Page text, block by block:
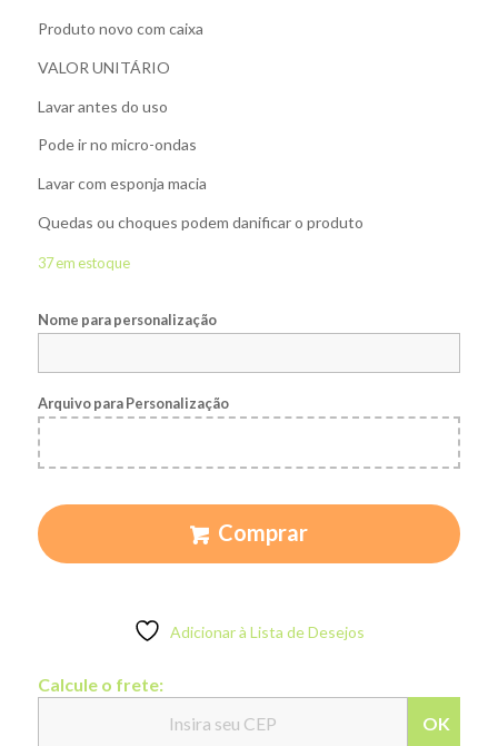
Produto novo com caixa
VALOR UNITÁRIO
Lavar antes do uso
Pode ir no micro-ondas
Lavar com esponja macia
Quedas ou choques podem danificar o produto
37 em estoque
Nome para personalização
Arquivo para Personalização
Comprar
Adicionar à Lista de Desejos
Calcule o frete:
OK